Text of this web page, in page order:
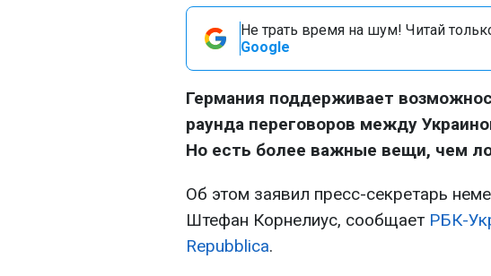
Не трать время на шум! Читай
Google
Германия поддерживает
раунда переговоров между
Но есть более важные вещи, чем
Об этом заявил пресс-секретарь
Штефан Корнелиус, сообщает РБК-
Repubblica.